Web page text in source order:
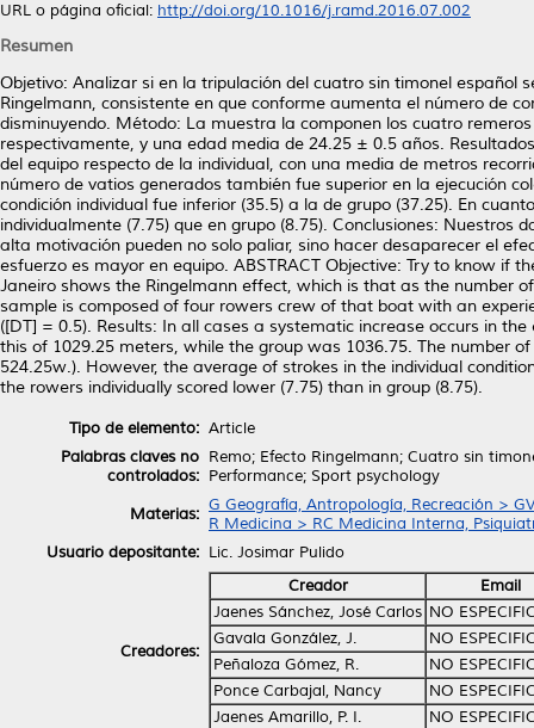
URL o página oficial: http://doi.org/10.1016/j.ramd.2016.07.002
Resumen
Objetivo: Analizar si en la tripulación del cuatro sin timonel español
Ringelmann, consistente en que conforme aumenta el número de
disminuyendo. Método: La muestra la componen los cuatro
respectivamente, y una edad media de 24.25 ± 0.5 años.
del equipo respecto de la individual, con una media de metros
número de vatios generados también fue superior en la ejecución
condición individual fue inferior (35.5) a la de grupo (37.25). En
individualmente (7.75) que en grupo (8.75). Conclusiones:
alta motivación pueden no solo paliar, sino hacer desaparecer el
esfuerzo es mayor en equipo. ABSTRACT Objective: Try to know if
Janeiro shows the Ringelmann effect, which is that as the number
sample is composed of four rowers crew of that boat with an
([DT] = 0.5). Results: In all cases a systematic increase occurs in
this of 1029.25 meters, while the group was 1036.75. The number
524.25w.). However, the average of strokes in the individual
the rowers individually scored lower (7.75) than in group (8.75).
Tipo de elemento: Article
Palabras claves no
controlados:
Remo; Efecto Ringelmann; Cuatro sin
Performance; Sport psychology
Materias: G Geografía, Antropología, Recreación >
R Medicina > RC Medicina Interna,
Usuario depositante: Lic. Josimar Pulido
Creadores:
Creador
Email
Jaenes Sánchez, José Carlos NO
Gavala González, J.
NO
Peñaloza Gómez, R.
NO
Ponce Carbajal, Nancy
NO
Jaenes Amarillo, P. I.
NO